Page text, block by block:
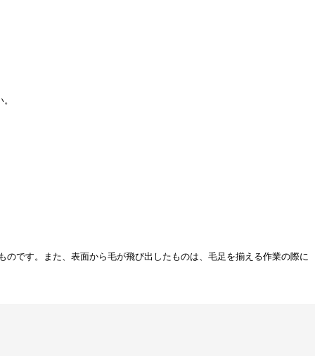
です。また、表面から毛が飛び出したものは、毛足を揃える作業の際に